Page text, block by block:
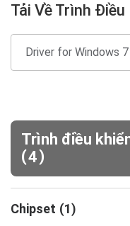
Tải Về Trình Điều
Trình điều
(4)
Chipset (1)